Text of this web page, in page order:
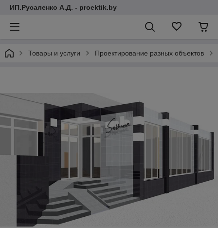
ИП.Русаленко А.Д. - proektik.by
Товары и услуги Проектирование разных объектов